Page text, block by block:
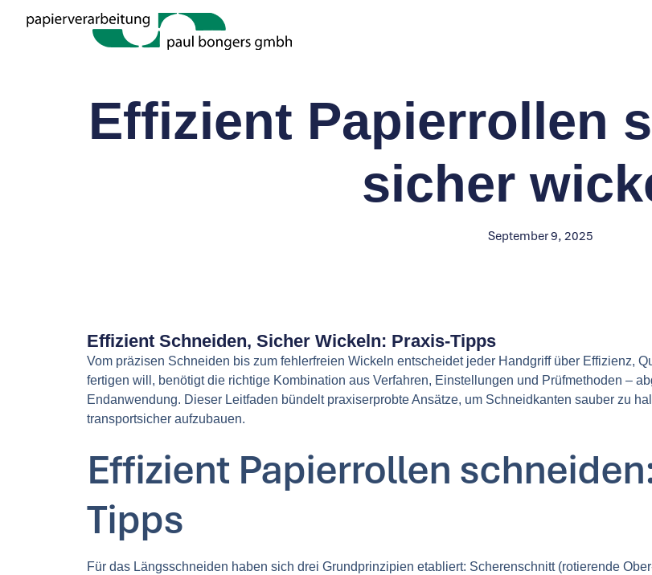
Effizient Papierrollen
sicher
September 9, 2025
Effizient Schneiden, Sicher Wickeln: Praxis-Tipps
Vom präzisen Schneiden bis zum fehlerfreien Wickeln entscheidet jeder Handgriff über Effizienz,
fertigen will, benötigt die richtige Kombination aus Verfahren, Einstellungen und Prüfmethoden –
Endanwendung. Dieser Leitfaden bündelt praxiserprobte Ansätze, um Schneidkanten sauber zu
transportsicher aufzubauen.
Effizient Papierrollen
Tipps
Für das Längsschneiden haben sich drei Grundprinzipien etabliert: Scherenschnitt (rotierende